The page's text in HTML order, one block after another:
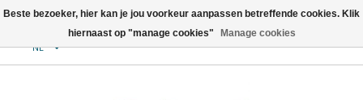
NL
Beste bezoeker, hier kan je jou voorkeur aanpassen betreffende cookies. Klik
hiernaast op "manage cookies"
Manage cookies